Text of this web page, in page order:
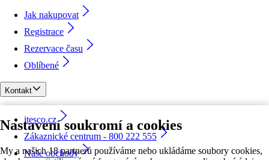
Nastavení soukromí a cookies
My a našich 18 partnerů používáme nebo ukládáme soubory cookies,
Jak nakupovat
Registrace
Rezervace času
Oblíbené
Kontakt
itesco.cz
Zákaznické centrum - 800 222 555
Naše obchody